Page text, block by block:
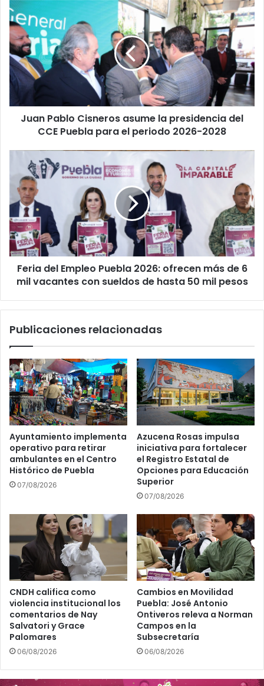
Juan
Pablo
Cisneros
asume
la
presidencia
del
CCE
Puebla
paraJuan Pablo Cisneros asume la presidencia del
CCE Puebla para el periodo 2026-2028
Empleo
Puebla
2026:
ofrecen
más
de
6
mil
vacantes
hasta
pesos
Feria del Empleo Puebla 2026: ofrecen más de 6
mil vacantes con sueldos de hasta 50 mil pesos
Publicaciones relacionadas
Ayuntamiento implementa
operativo para retirar
ambulantes en el Centro
Histórico de Puebla
07/08/2026
Azucena Rosas impulsa
iniciativa para fortalecer
el Registro Estatal de
Opciones para Educación
Superior
07/08/2026
CNDH califica como
violencia institucional los
comentarios de Nay
Salvatori y Grace
Palomares
06/08/2026
Cambios en Movilidad
Puebla: José Antonio
Ontiveros releva a Norman
Campos en la
Subsecretaría
06/08/2026